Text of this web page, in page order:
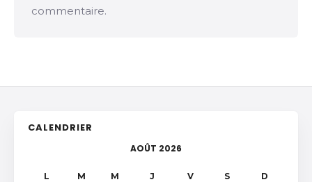
commentaire.
CALENDRIER
AOÛT 2026
L M M J V S D